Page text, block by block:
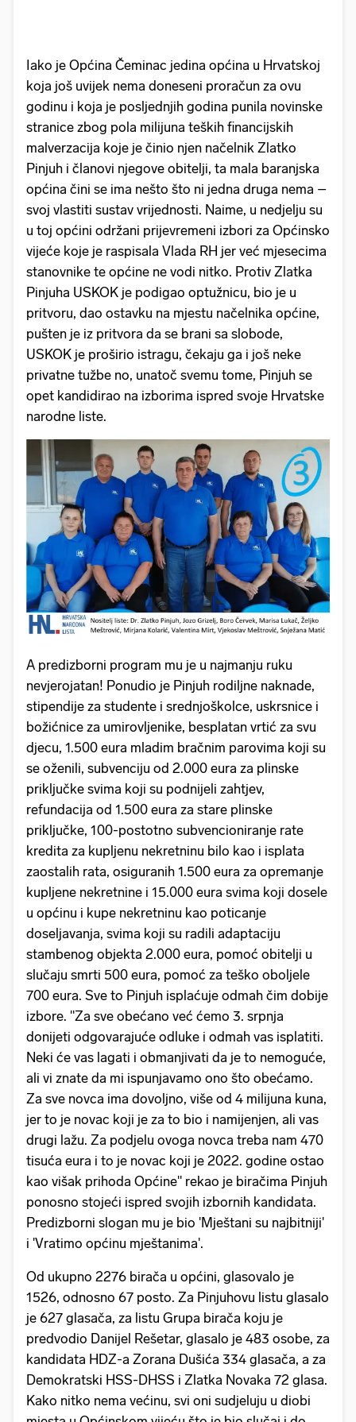
Iako je Općina Čeminac jedina općina u Hrvatskoj
koja još uvijek nema doneseni proračun za ovu
godinu i koja je posljednjih godina punila novinske
stranice zbog pola milijuna teških financijskih
malverzacija koje je činio njen načelnik Zlatko
Pinjuh i članovi njegove obitelji, ta mala baranjska
općina čini se ima nešto što ni jedna druga nema –
svoj vlastiti sustav vrijednosti. Naime, u nedjelju su
u toj općini održani prijevremeni izbori za Općinsko
vijeće koje je raspisala Vlada RH jer već mjesecima
stanovnike te općine ne vodi nitko. Protiv Zlatka
Pinjuha USKOK je podigao optužnicu, bio je u
pritvoru, dao ostavku na mjestu načelnika općine,
pušten je iz pritvora da se brani sa slobode,
USKOK je proširio istragu, čekaju ga i još neke
privatne tužbe no, unatoč svemu tome, Pinjuh se
opet kandidirao na izborima ispred svoje Hrvatske
narodne liste.
A predizborni program mu je u najmanju ruku
nevjerojatan! Ponudio je Pinjuh rodiljne naknade,
stipendije za studente i srednjoškolce, uskrsnice i
božićnice za umirovljenike, besplatan vrtić za svu
djecu, 1.500 eura mladim bračnim parovima koji su
se oženili, subvenciju od 2.000 eura za plinske
priključke svima koji su podnijeli zahtjev,
refundacija od 1.500 eura za stare plinske
priključke, 100-postotno subvencioniranje rate
kredita za kupljenu nekretninu bilo kao i isplata
zaostalih rata, osiguranih 1.500 eura za opremanje
kupljene nekretnine i 15.000 eura svima koji dosele
u općinu i kupe nekretninu kao poticanje
doseljavanja, svima koji su radili adaptaciju
stambenog objekta 2.000 eura, pomoć obitelji u
slučaju smrti 500 eura, pomoć za teško oboljele
700 eura. Sve to Pinjuh isplaćuje odmah čim dobije
izbore. "Za sve obećano već ćemo 3. srpnja
donijeti odgovarajuće odluke i odmah vas isplatiti.
Neki će vas lagati i obmanjivati da je to nemoguće,
ali vi znate da mi ispunjavamo ono što obećamo.
Za sve novca ima dovoljno, više od 4 milijuna kuna,
jer to je novac koji je za to bio i namijenjen, ali vas
drugi lažu. Za podjelu ovoga novca treba nam 470
tisuća eura i to je novac koji je 2022. godine ostao
kao višak prihoda Općine" rekao je biračima Pinjuh
ponosno stojeći ispred svojih izbornih kandidata.
Predizborni slogan mu je bio 'Mještani su najbitniji'
i 'Vratimo općinu mještanima'.
Od ukupno 2276 birača u općini, glasovalo je
1526, odnosno 67 posto. Za Pinjuhovu listu glasalo
je 627 glasača, za listu Grupa birača koju je
predvodio Danijel Rešetar, glasalo je 483 osobe, za
kandidata HDZ-a Zorana Dušića 334 glasača, a za
Demokratski HSS-DHSS i Zlatka Novaka 72 glasa.
Kako nitko nema većinu, svi oni sudjeluju u diobi